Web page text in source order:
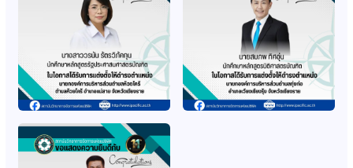
ก.พ. รับรองคุณวุฒิ
หลักสูตรศึกษาศาสตร
มหาบัณฑิต สาขาบริหาร
การศึกษา
ก.พ. รับรองหลักสูตร
เทคโนโลยีบัณทิต สาขา
ธุรกิจวิศวกรรม
(ปรับปรุง 64-65)
ก.พ. รับรองหลักสูตร
รัฐประศาสนศาสตร์
บัณฑิต สาขา
รัฐประศาสนศาสตร์
(ปรับปรุง 64-65)
ก.พ. รับรองปริญญา
หลักสูตรรัฐศาสตรมหา